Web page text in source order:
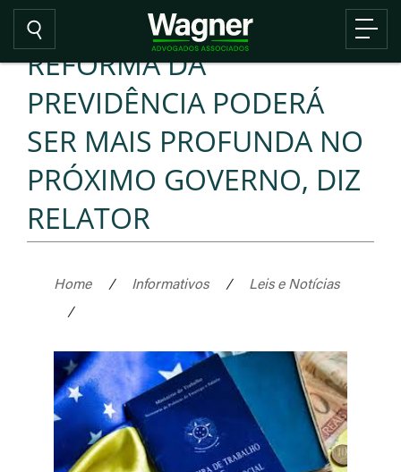
REFORMA DA
PREVIDÊNCIA PODERÁ
SER MAIS PROFUNDA NO
PRÓXIMO GOVERNO, DIZ
RELATOR
Home / Informativos /
Leis e Notícias
/